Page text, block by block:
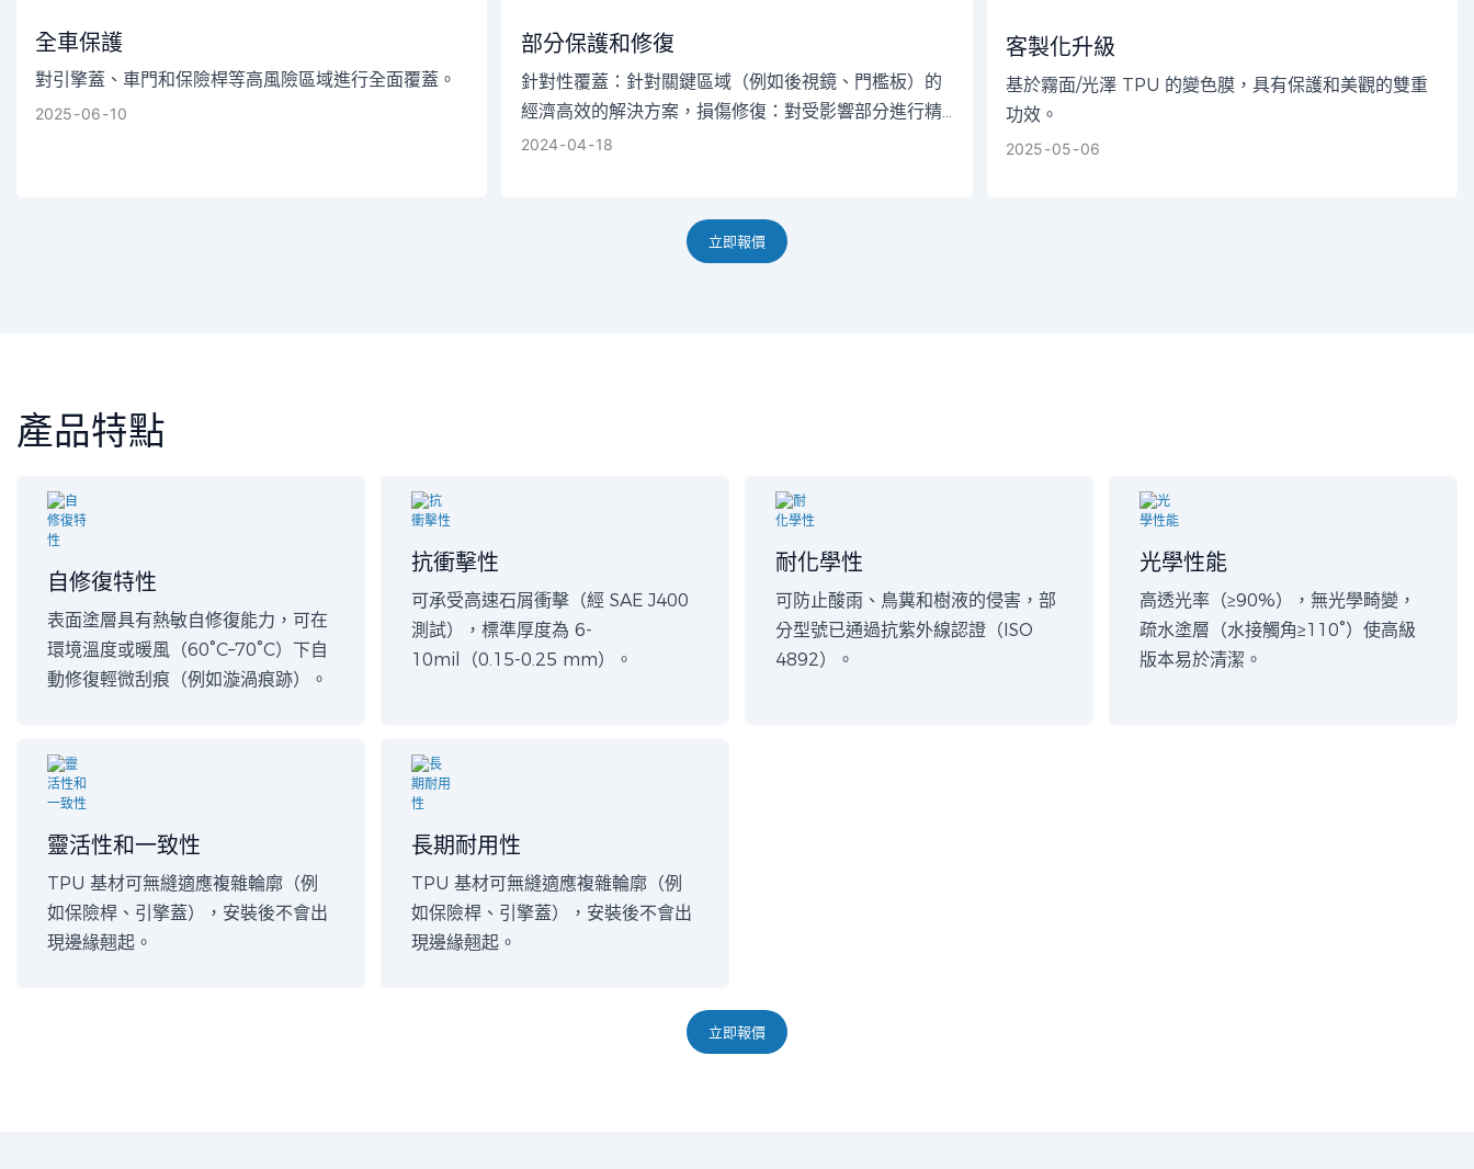
全車保護
對引擎蓋、車門和保險桿等高風險區域進行全面覆蓋。
2025 06 10
部分保護和修復
針對性覆蓋：針對關鍵區域（例如後視鏡、門檻板）的
經濟高效的解決方案，損傷修復：對受影響部分進行精
確修補
2024 04 18
客製化升級
基於霧面/光澤 TPU 的變色膜，具有保護和美觀的雙重
功效。
2025 05 06
立即報價
產品特點
自修復特性
表面塗層具有熱敏自修復能力，可在
環境溫度或暖風（60°C–70°C）下自
動修復輕微刮痕（例如漩渦痕跡）。
抗衝擊性
可承受高速石屑衝擊（經 SAE J400
測試），標準厚度為 6-
10mil（0.15-0.25 mm）。
耐化學性
可防止酸雨、鳥糞和樹液的侵害，部
分型號已通過抗紫外線認證（ISO
4892）。
光學性能
高透光率（≥90%），無光學畸變，
疏水塗層（水接觸角≥110°）使高級
版本易於清潔。
靈活性和一致性
TPU 基材可無縫適應複雜輪廓（例
如保險桿、引擎蓋），安裝後不會出
現邊緣翹起。
長期耐用性
TPU 基材可無縫適應複雜輪廓（例
如保險桿、引擎蓋），安裝後不會出
現邊緣翹起。
立即報價